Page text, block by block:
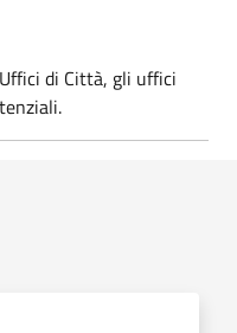
di Città, gli uffici